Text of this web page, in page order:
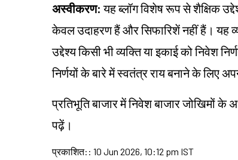
अस्वीकरण: यह ब्लॉग विशेष रूप से शैक्षिक
केवल उदाहरण हैं और सिफारिशें नहीं हैं। यह
उद्देश्य किसी भी व्यक्ति या इकाई को निवेश
निर्णयों के बारे में स्वतंत्र राय बनाने के लिए
प्रतिभूति बाजार में निवेश बाजार जोखिमों
पढ़ें।
प्रकाशित: : 10 Jun 2026, 10:12 pm IST